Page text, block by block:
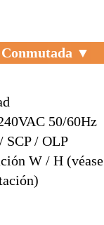
▼
50/60Hz
SCP / OLP
W / H (véase